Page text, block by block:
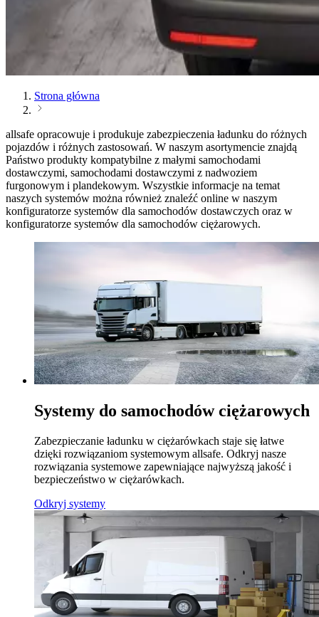
Strona główna
allsafe opracowuje i produkuje zabezpieczenia ładunku do różnych
pojazdów i różnych zastosowań. W naszym asortymencie znajdą
Państwo produkty kompatybilne z małymi samochodami
dostawczymi, samochodami dostawczymi z nadwoziem
furgonowym i plandekowym. Wszystkie informacje na temat
naszych systemów można również znaleźć online w naszym
konfiguratorze systemów dla samochodów dostawczych oraz w
konfiguratorze systemów dla samochodów ciężarowych.
Systemy do samochodów ciężarowych
Zabezpieczanie ładunku w ciężarówkach staje się łatwe
dzięki rozwiązaniom systemowym allsafe. Odkryj nasze
rozwiązania systemowe zapewniające najwyższą jakość i
bezpieczeństwo w ciężarówkach.
Odkryj systemy